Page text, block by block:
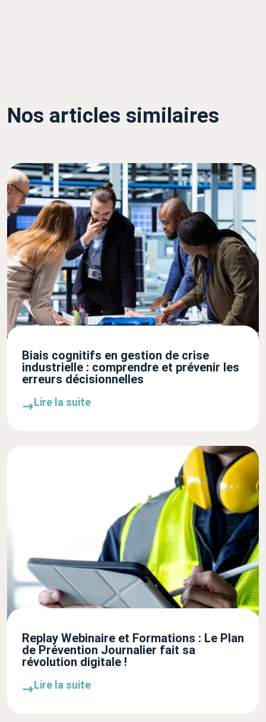
Nos articles similaires
Biais cognitifs en gestion de crise
industrielle : comprendre et prévenir les
erreurs décisionnelles
Lire la suite
Replay Webinaire et Formations : Le Plan
de Prévention Journalier fait sa
révolution digitale !
Lire la suite